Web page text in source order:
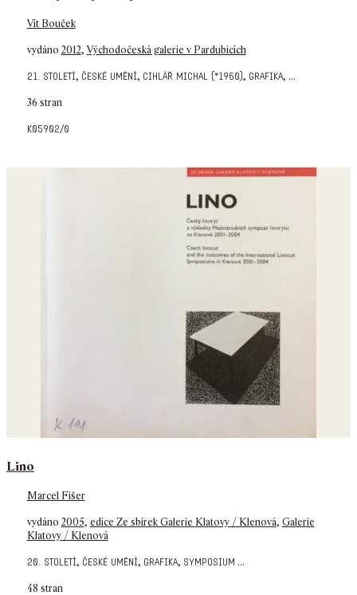
Vít Bouček
vydáno 2012, Východočeská galerie v Pardubicích
21. století, české umění, cihlář michal (*1960) , grafika, ...
36 stran
k05902/0
Lino
Marcel Fišer
vydáno 2005, edice Ze sbírek Galerie Klatovy / Klenová, Galerie
Klatovy / Klenová
20. století, české umění, grafika, symposium ...
48 stran